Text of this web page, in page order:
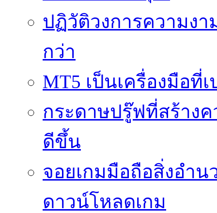
ปฏิวัติวงการความง
กว่า
MT5 เป็นเครื่องมือที่
กระดาษปรู๊ฟที่สร้าง
ดีขึ้น
จอยเกมมือถือสิ่งอำ
ดาวน์โหลดเกม